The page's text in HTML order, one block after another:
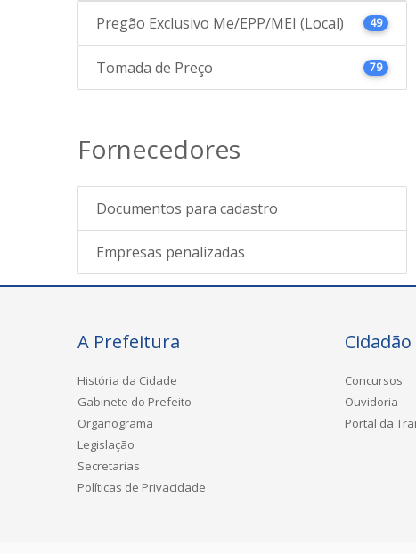
Pregão Exclusivo Me/EPP/MEI (Local) 49
Tomada de Preço 79
Fornecedores
Documentos para cadastro
Empresas penalizadas
A Prefeitura
História da Cidade
Gabinete do Prefeito
Organograma
Legislação
Secretarias
Políticas de Privacidade
Cidadão
Concursos
Ouvidoria
Portal da